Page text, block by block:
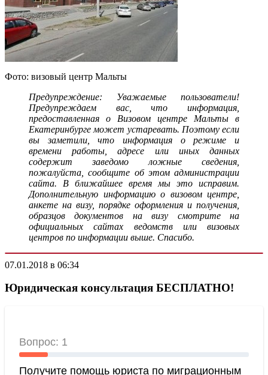
Фото: визовый центр Мальты
Предупреждение: Уважаемые пользователи!
Предупреждаем вас, что информация,
предоставленная о Визовом центре Мальты в
Екатеринбурге может устаревать. Поэтому если
вы заметили, что информация о режиме и
времени работы, адресе или иных данных
содержит заведомо ложные сведения,
пожалуйста, сообщите об этом администрации
сайта. В ближайшее время мы это исправим.
Дополнительную информацию о визовом центре,
анкете на визу, порядке оформления и получения,
образцов документов на визу смотрите на
официальных сайтах ведомств или визовых
центров по информации выше. Спасибо.
07.01.2018 в 06:34
Юридическая консультация БЕСПЛАТНО!